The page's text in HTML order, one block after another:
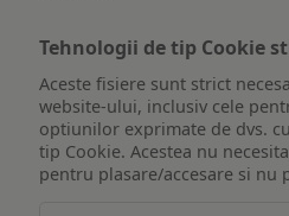
Tehnologii de tip Cookie
Aceste fisiere sunt strict
website-ului, inclusiv cele
optiunilor exprimate de dvs.
tip Cookie. Acestea nu
pentru plasare/accesare si nu